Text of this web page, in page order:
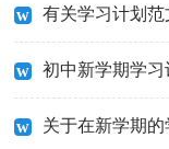
有关学习计划范
初中新学期学习
关于在新学期